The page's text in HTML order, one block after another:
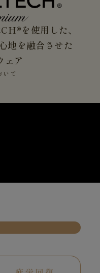
を使用した、
地を融合させた
ェア
て